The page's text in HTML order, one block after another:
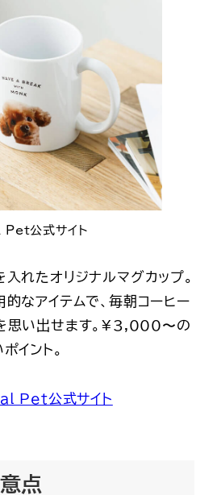
公式サイト
れたオリジナルマグカップ。
なアイテムで、毎朝コーヒー
思い出せます。¥3,000〜の
イント。
Pet公式サイト
点